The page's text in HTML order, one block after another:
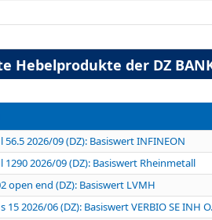
Hebelprodukte der DZ
2026/09 (DZ): Basiswert INFINEON
2026/09 (DZ): Basiswert Rheinmetall
open end (DZ): Basiswert LVMH
15 2026/06 (DZ): Basiswert VERBIO SE INH